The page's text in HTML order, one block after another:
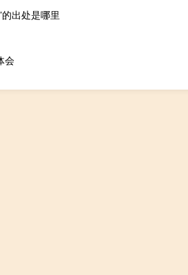
出处是哪里
会